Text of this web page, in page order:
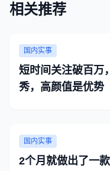
相关推荐
国内实事
短时间关注破百万
秀，高颜值是优势
国内实事
2个月就做出了一